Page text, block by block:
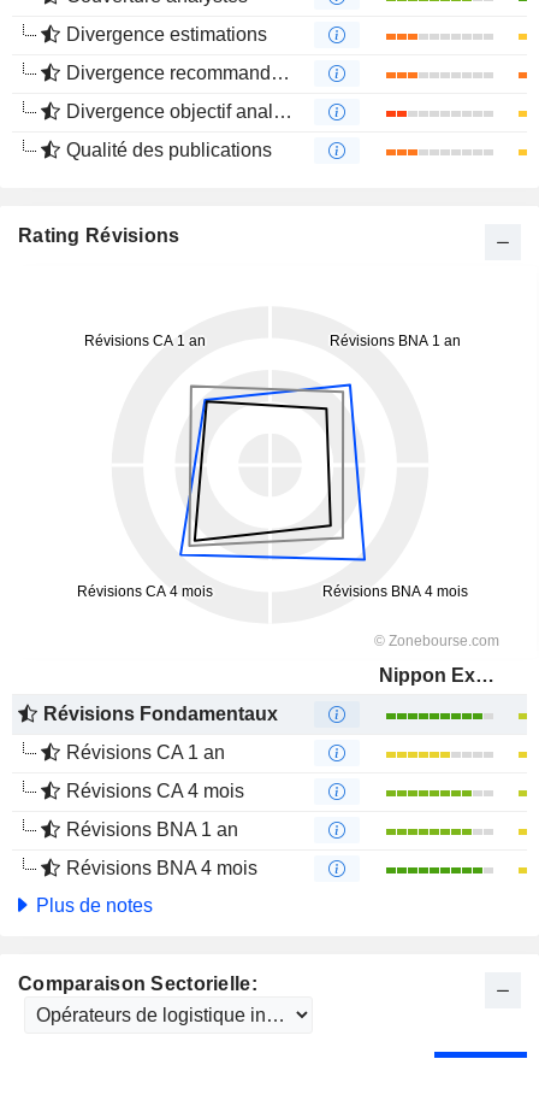
Divergence estimations
Divergence recommandations analystes
Divergence objectif analystes
Qualité des publications
Rating Révisions
Nippon Express Holdings, Inc.
Révisions Fondamentaux
Révisions CA 1 an
Révisions CA 4 mois
Révisions BNA 1 an
Révisions BNA 4 mois
Plus de notes
Comparaison Sectorielle: